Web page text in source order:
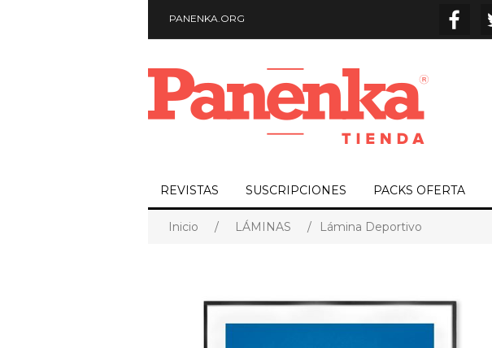
PANENKA.ORG
REVISTAS SUSCRIPCIONES PACKS OFERTA
Inicio / LÁMINAS / Lámina Deportivo